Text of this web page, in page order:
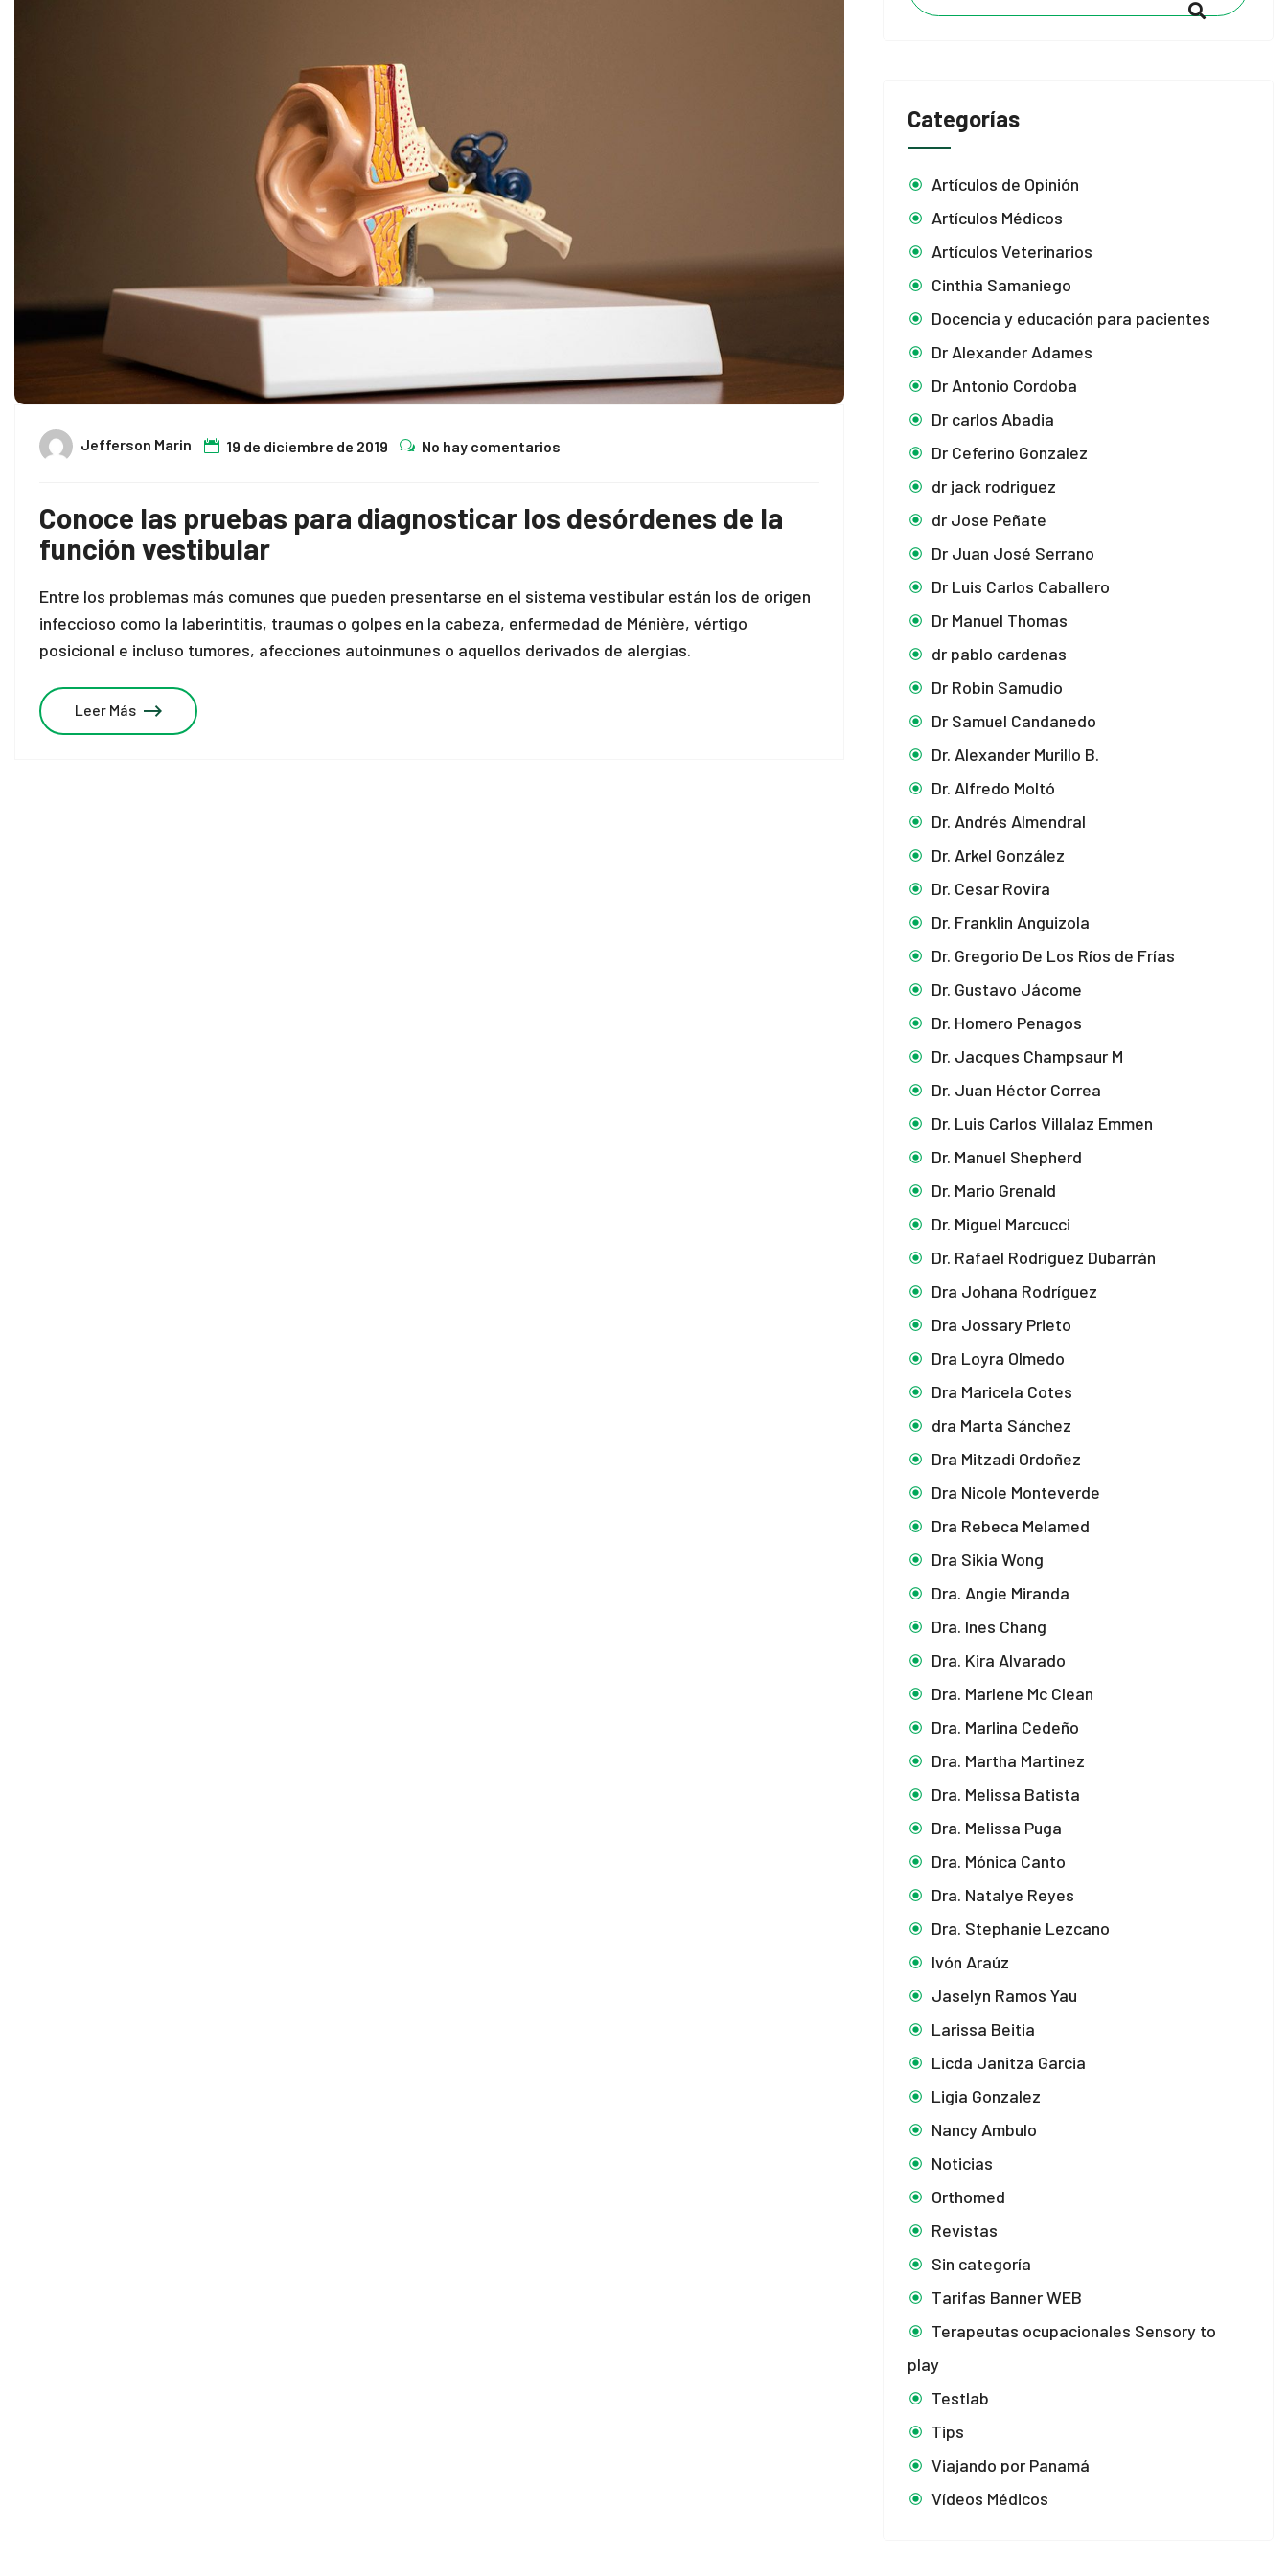
Categorías
Artículos de Opinión
Artículos Médicos
Artículos Veterinarios
Cinthia Samaniego
Docencia y educación para pacientes
Dr Alexander Adames
Dr Antonio Cordoba
Dr carlos Abadia
Dr Ceferino Gonzalez
dr jack rodriguez
dr Jose Peñate
Dr Juan José Serrano
Dr Luis Carlos Caballero
Dr Manuel Thomas
dr pablo cardenas
Dr Robin Samudio
Dr Samuel Candanedo
Dr. Alexander Murillo B.
Dr. Alfredo Moltó
Dr. Andrés Almendral
Dr. Arkel González
Dr. Cesar Rovira
Dr. Franklin Anguizola
Dr. Gregorio De Los Ríos de Frías
Dr. Gustavo Jácome
Dr. Homero Penagos
Dr. Jacques Champsaur M
Dr. Juan Héctor Correa
Dr. Luis Carlos Villalaz Emmen
Dr. Manuel Shepherd
Dr. Mario Grenald
Dr. Miguel Marcucci
Dr. Rafael Rodríguez Dubarrán
Dra Johana Rodríguez
Dra Jossary Prieto
Dra Loyra Olmedo
Dra Maricela Cotes
dra Marta Sánchez
Dra Mitzadi Ordoñez
Dra Nicole Monteverde
Dra Rebeca Melamed
Dra Sikia Wong
Dra. Angie Miranda
Dra. Ines Chang
Dra. Kira Alvarado
Dra. Marlene Mc Clean
Dra. Marlina Cedeño
Dra. Martha Martinez
Dra. Melissa Batista
Dra. Melissa Puga
Dra. Mónica Canto
Dra. Natalye Reyes
Dra. Stephanie Lezcano
Ivón Araúz
Jaselyn Ramos Yau
Larissa Beitia
Licda Janitza Garcia
Ligia Gonzalez
Nancy Ambulo
Noticias
Orthomed
Revistas
Sin categoría
Tarifas Banner WEB
Terapeutas ocupacionales Sensory to
play
Testlab
Tips
Viajando por Panamá
Vídeos Médicos
Jefferson Marin 19 de diciembre de 2019 No hay comentarios
Conoce las pruebas para diagnosticar los desórdenes de la
función vestibular
Entre los problemas más comunes que pueden presentarse en el sistema vestibular están los de origen
infeccioso como la laberintitis, traumas o golpes en la cabeza, enfermedad de Ménière, vértigo
posicional e incluso tumores, afecciones autoinmunes o aquellos derivados de alergias.
Leer Más